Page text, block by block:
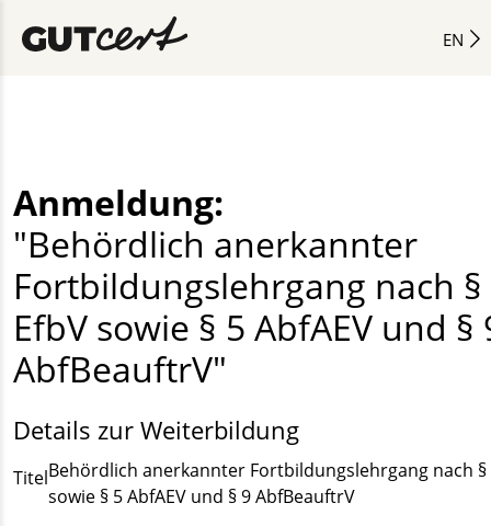
EN
Anmeldung:
"Behördlich anerkannter
Fortbildungslehrgang nach §
EfbV sowie § 5 AbfAEV und §
AbfBeauftrV"
Details zur Weiterbildung
TitelBehördlich anerkannter Fortbildungslehrgang nach §
sowie § 5 AbfAEV und § 9 AbfBeauftrV